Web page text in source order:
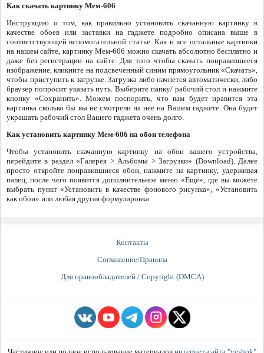
Как скачать картинку Мем-606
Инструкцию о том, как правильно установить скачанную картинку в
качестве обоев или заставки на гаджете подробно описана выше в
соответствующей вспомогательной статье. Как и все остальные картинки
на нашем сайте, картинку Мем-606 можно скачать абсолютно бесплатно и
даже без регистрации на сайте. Для того чтобы скачать понравившееся
изображение, кликните на подсвеченный синим прямоугольник «Скачать»,
чтобы приступить к загрузке. Загрузка либо начнется автоматически, либо
браузер попросит указать путь. Выберите папку/ рабочий стол и нажмите
кнопку «Сохранить». Можем поспорить, что вам будет нравится эта
картинка сколько бы вы не смотрели на нее на Вашем гаджете. Она будет
украшать рабочий стол Вашего гаджета очень долго.
Как установить картинку Мем-606 на обои телефона
Чтобы установить скачанную картинку на обои вашего устройства,
перейдите в раздел «Галерея > Альбомы > Загрузки» (Download). Далее
просто откройте понравившиеся обои, нажмите на картинку, удерживая
палец, после чего появится дополнительное меню «Ещё», где вы можете
выбрать пункт «Установить в качестве фонового рисунка», «Установить
как обои» или любая другая формулировка.
Контакты
Соглашение/Правила
Для правообладателей / Copyright (DMCA)